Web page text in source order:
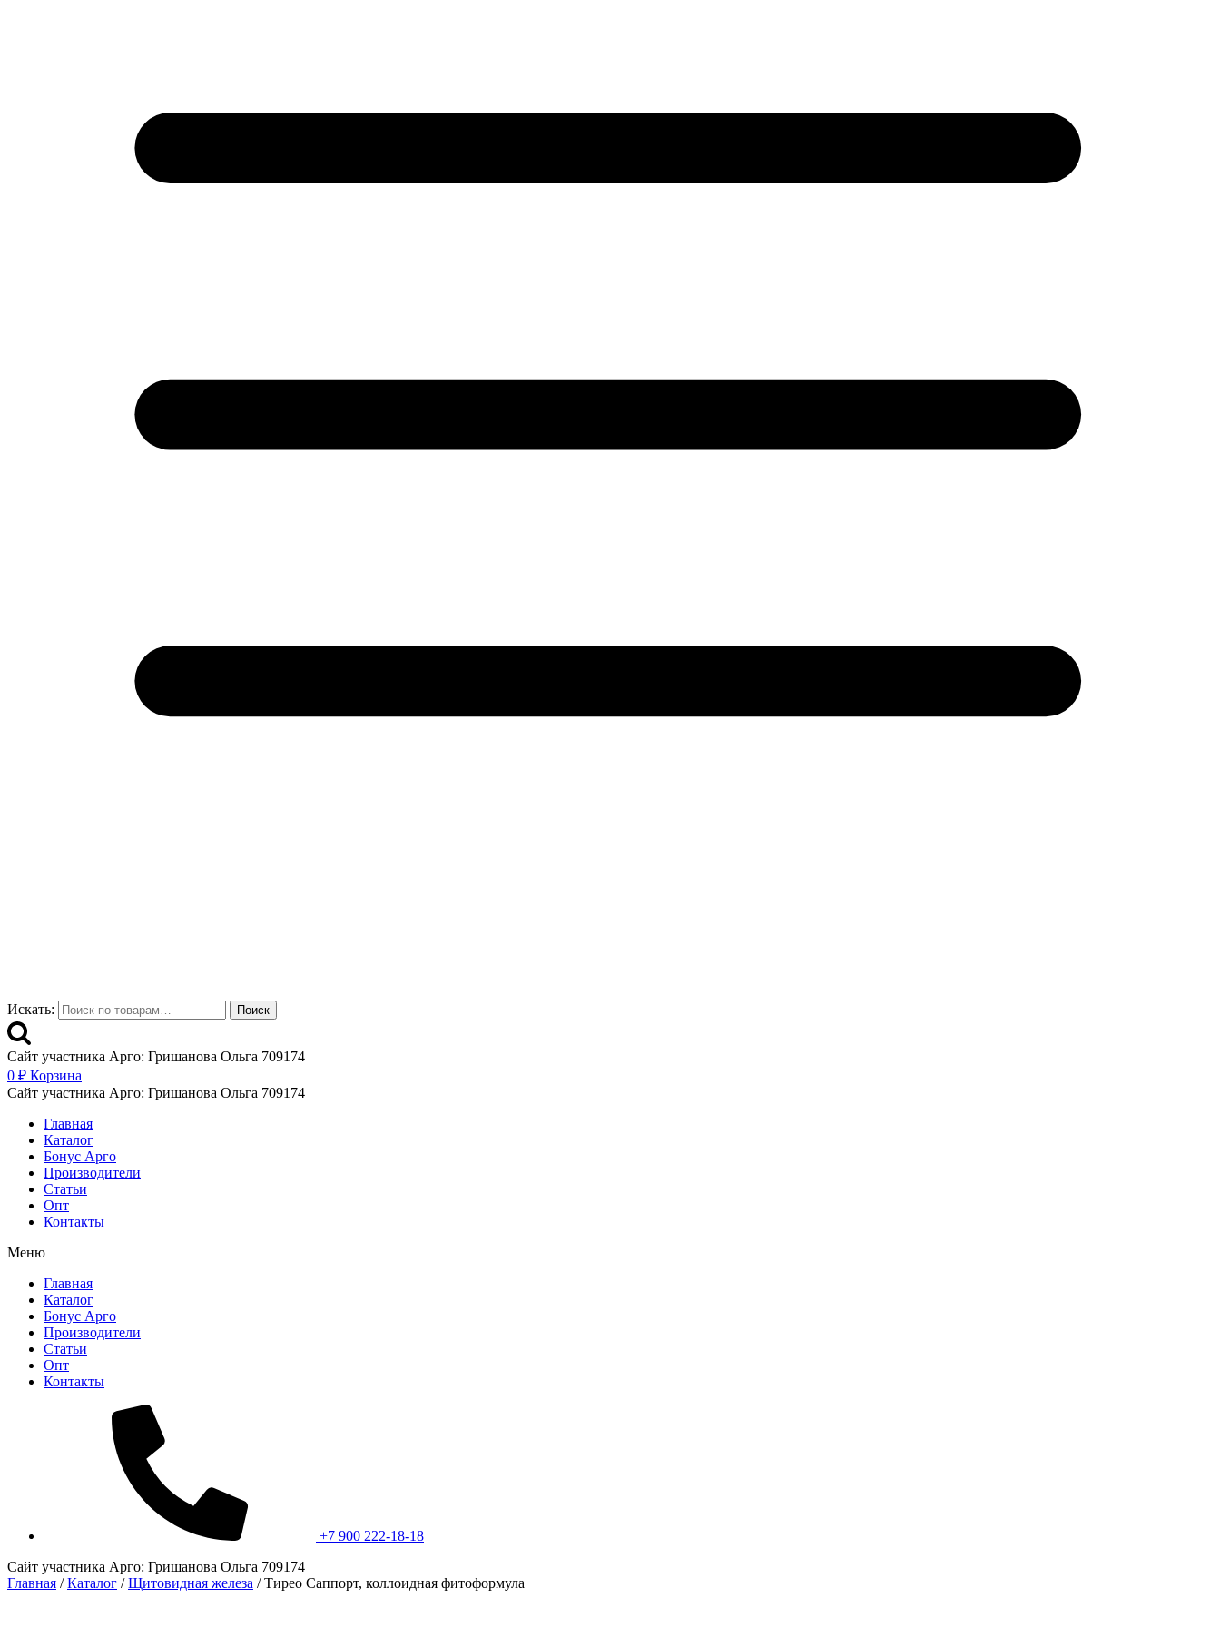
Искать: Поиск
Сайт участника Арго: Гришанова Ольга 709174
0 ₽ Корзина
Сайт участника Арго: Гришанова Ольга 709174
Главная
Каталог
Бонус Арго
Производители
Статьи
Опт
Контакты
Меню
Главная
Каталог
Бонус Арго
Производители
Статьи
Опт
Контакты
+7 900 222-18-18
Сайт участника Арго: Гришанова Ольга 709174
Главная / Каталог / Щитовидная железа / Тирео Саппорт, коллоидная фитоформула